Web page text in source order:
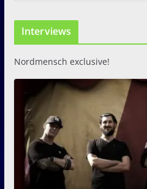
Interviews
Nordmensch exclusive!